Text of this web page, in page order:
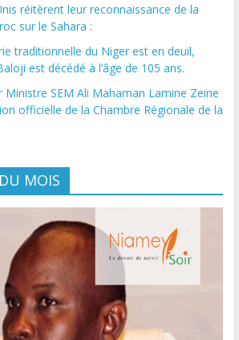
réitèrent leur reconnaissance de la
sur le Sahara :
traditionnelle du Niger est en deuil,
est décédé à l’âge de 105 ans.
Ministre SEM Ali Mahaman Lamine Zeine
officielle de la Chambre Régionale de la
MOIS